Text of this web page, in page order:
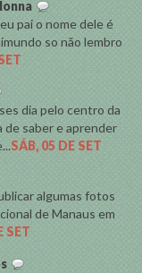
pai o nome dele é
so não lembro
dia pelo centro da
de saber e aprender
SÁB, 05 DE SET
algumas fotos
de Manaus em
SET